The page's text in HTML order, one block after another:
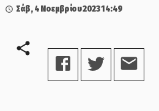
Σάβ, 4 Νοεμβρίου 202314:49